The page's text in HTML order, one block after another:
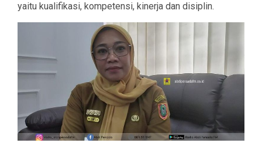
yaitu kualifikasi, kompetensi, kinerja dan disiplin.